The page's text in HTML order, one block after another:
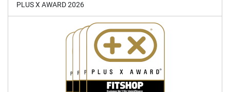
PLUS X AWARD 2026